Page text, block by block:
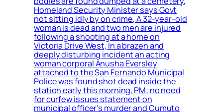
Homeland Security Minister says Govt
not sitting idly by on crime, A 32-year-old
woman is dead and two men are injured
following a shooting at a home on
Victoria Drive West, In a brazen and
deeply disturbing incident an acting
woman corporal Anusha Eversley
attached to the San Fernando Municipal
Police was found shot dead inside the
station early this morning, PM: no need
for curfew issues statement on
municipal officer’s murder and Cumuto